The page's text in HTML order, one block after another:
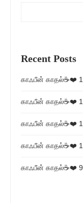
Recent Posts
காஃபீன் காதல்☕❤️
காஃபீன் காதல்☕❤️
காஃபீன் காதல்☕❤️
காஃபீன் காதல்☕❤️
காஃபீன் காதல்☕❤️ 9